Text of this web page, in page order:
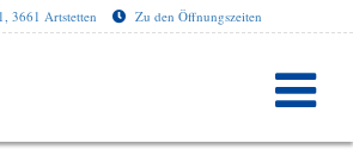
3661 Artstetten Zu den Öffnungszeiten